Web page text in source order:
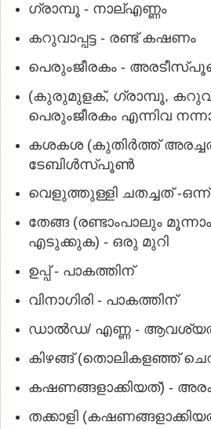
ഗ്രാമ്പൂ - നാല്‌എണ്ണം
കറുവാപ്പട്ട - രണ്ട്‌ കഷണം
പെരുംജീരകം -
(കുരുമുളക്‌, ഗ്രാമ്പൂ,
പെരുംജീരകം എന്നിവ
കശകശ (കുതിര്‍ത്ത്‌
ടേബിള്‍സ്‌പൂണ്‍
വെളുത്തുള്ളി ചതച്ചത്‌ -ഒന്ന്‌
തേങ്ങ (രണ്ടാംപാലും
എടുക്കുക) - ഒരു മുറി
ഉപ്പ്‌ - പാകത്തിന്‌
വിനാഗിരി - പാകത്തിന്‌
ഡാല്‍ഡ/ എണ്ണ -
കിഴങ്ങ്‌ (തൊലികളഞ്ഞ്‌
കഷണങ്ങളാക്കിയത്‌) -
തക്കാളി